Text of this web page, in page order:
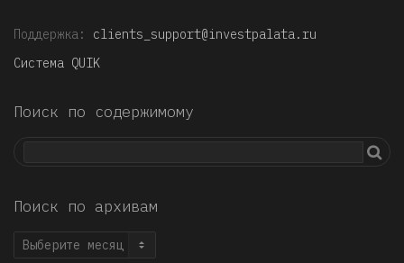
Поддержка: clients_support@investpalata.ru
Система QUIK
Поиск по содержимому
Поиск по архивам
Поиск